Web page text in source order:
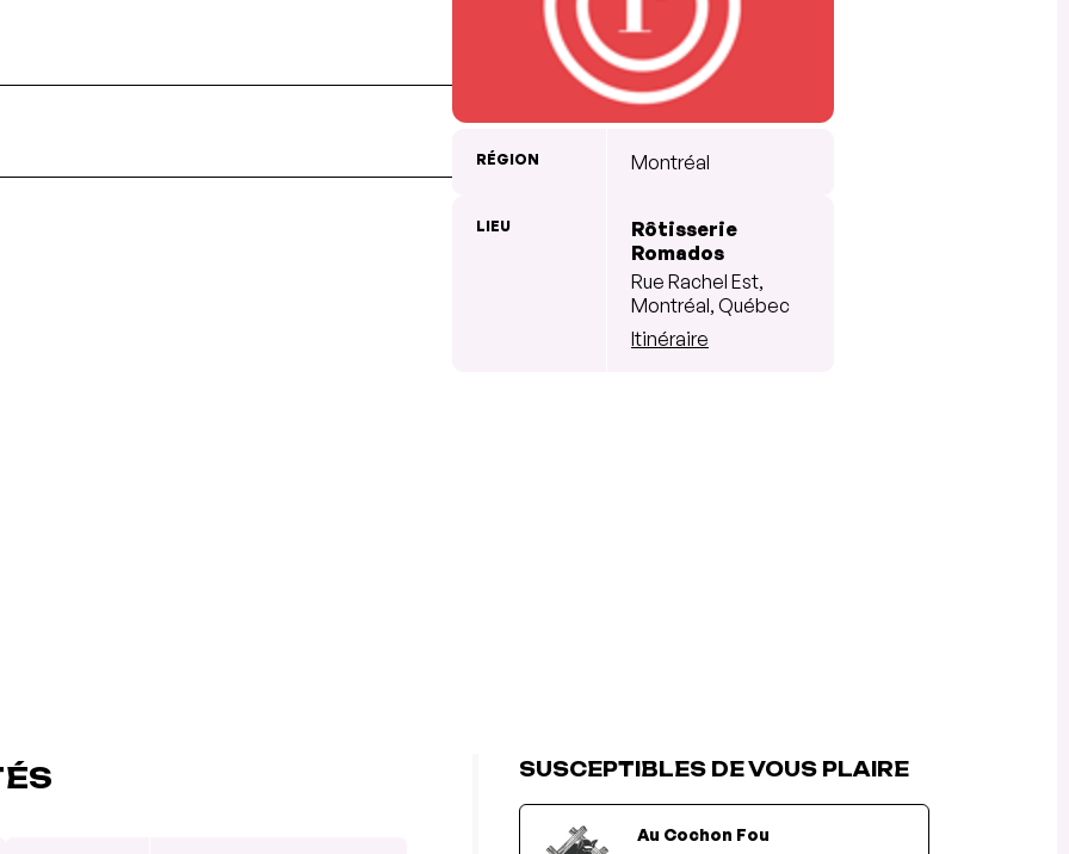
RÉGION Montréal
LIEU
Rôtisserie
Romados
Rue Rachel Est,
Montréal, Québec
Itinéraire
SUSCEPTIBLES DE VOUS PLAIRE
Au Cochon Fou